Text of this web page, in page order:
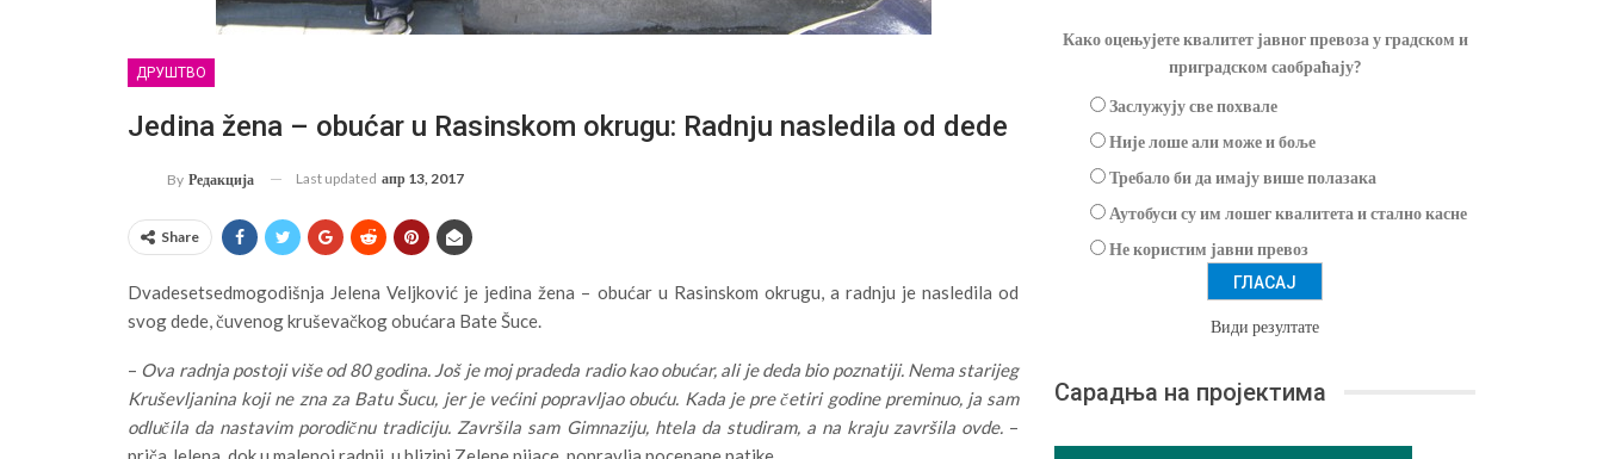
ДРУШТВО
Jedina žena – obućar u Rasinskom okrugu: Radnju nasledila od dede
By Редакција Last updated апр 13, 2017
Share
Dvadesetsedmogodišnja Jelena Veljković je jedina žena – obućar u Rasinskom okrugu, a radnju je nasledila od
svog dede, čuvenog kruševačkog obućara Bate Šuce.
– Ova radnja postoji više od 80 godina. Još je moj pradeda radio kao obućar, ali je deda bio poznatiji. Nema starijeg
Kruševljanina koji ne zna za Batu Šucu, jer je većini popravljao obuću. Kada je pre četiri godine preminuo, ja sam
odlučila da nastavim porodičnu tradiciju. Završila sam Gimnaziju, htela da studiram, a na kraju završila ovde. –
Како оцењујете квалитет јавног превоза у градском и
приградском саобраћају?
Заслужују све похвале
Није лоше али може и боље
Требало би да имају више полазака
Аутобуси су им лошег квалитета и стално касне
Не користим јавни превоз
Види резултате
Сарадња на пројектима